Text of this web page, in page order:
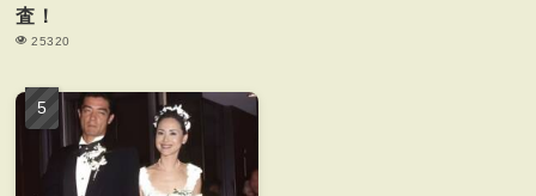
査！
25320